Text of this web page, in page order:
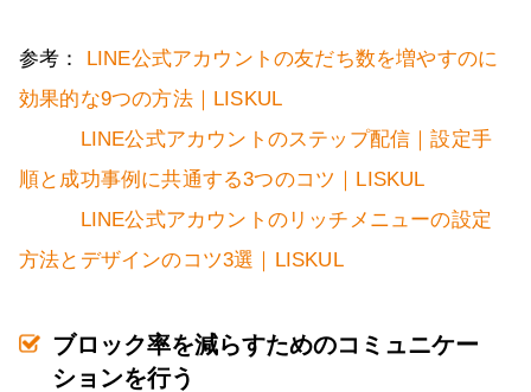
参考：
LINE公式アカウントの友だち数を増やすのに
効果的な9つの方法｜LISKUL
LINE公式アカウントのステップ配信｜設定手
順と成功事例に共通する3つのコツ｜LISKUL
LINE公式アカウントのリッチメニューの設定
方法とデザインのコツ3選｜LISKUL
ブロック率を減らすためのコミュニケー
ションを行う